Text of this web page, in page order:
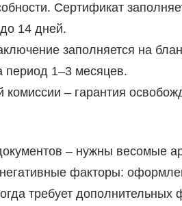
Сертификат
14 дней.
заполняется на
период 1–3 месяцев.
комиссии – гарантия
– нужны весомые
факторы:
требует